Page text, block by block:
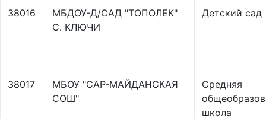
38016
МБДОУ-Д/САД "ТОПОЛЕК"
С. КЛЮЧИ
Детский сад
38017
МБОУ "САР-МАЙДАНСКАЯ
СОШ"
Средняя
школа